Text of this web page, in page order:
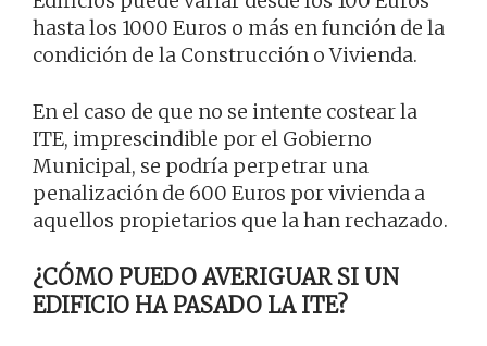
hasta los 1000 Euros o más en función de la
condición de la Construcción o Vivienda.
En el caso de que no se intente costear la
ITE, imprescindible por el Gobierno
Municipal, se podría perpetrar una
penalización de 600 Euros por vivienda a
aquellos propietarios que la han rechazado.
¿CÓMO PUEDO AVERIGUAR SI UN
EDIFICIO HA PASADO LA ITE?